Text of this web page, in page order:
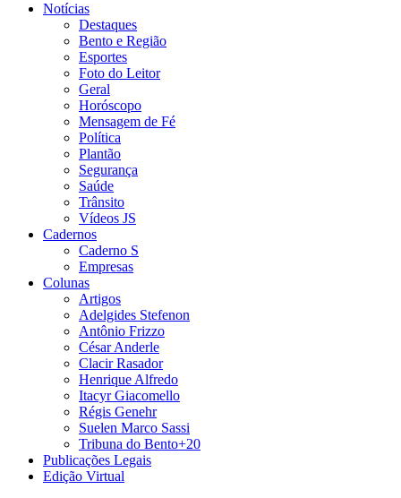
Notícias
Destaques
Bento e Região
Esportes
Foto do Leitor
Geral
Horóscopo
Mensagem de Fé
Política
Plantão
Segurança
Saúde
Trânsito
Vídeos JS
Cadernos
Caderno S
Empresas
Colunas
Artigos
Adelgides Stefenon
Antônio Frizzo
César Anderle
Clacir Rasador
Henrique Alfredo
Itacyr Giacomello
Régis Genehr
Suelen Marco Sassi
Tribuna do Bento+20
Publicações Legais
Edição Virtual